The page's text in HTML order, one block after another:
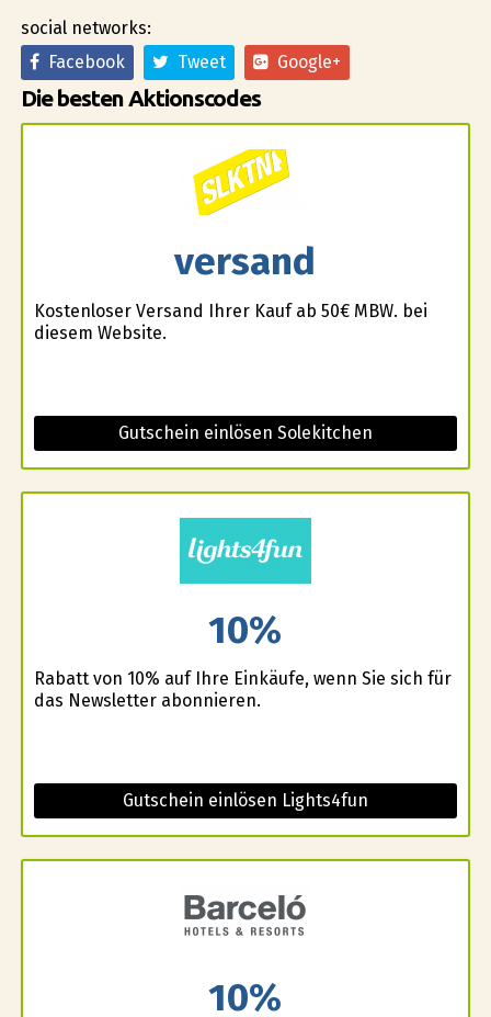
social networks:
Facebook
Tweet Google+
Die besten Aktionscodes
versand
Kostenloser Versand Ihrer Kauf ab 50€ MBW. bei
diesem Website.
Gutschein einlösen Solekitchen
10%
Rabatt von 10% auf Ihre Einkäufe, wenn Sie sich für
das Newsletter abonnieren.
Gutschein einlösen Lights4fun
10%